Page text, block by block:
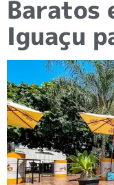
Baratos
Iguaçu